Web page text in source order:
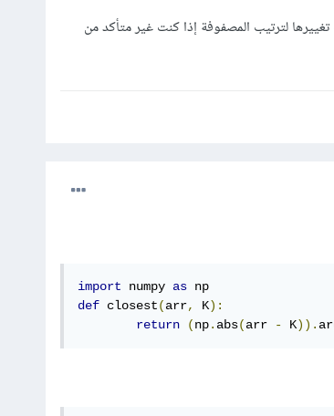
لترتيب المصفوفة إذا كنت غير متأكد من
import numpy as
def closest(arr, K):
return
(np. abs(arr - K)).